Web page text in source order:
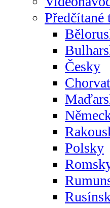
Předčítané
Česky
Polsky